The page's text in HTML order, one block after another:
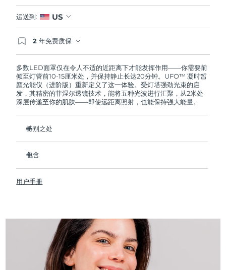
运送到: US
2 年免费质保
多数LED面罩仅在令人不适的近距离下才能发挥作用——你需要前
倾至灯管前10-15厘米处，并保持静止长达20分钟。UFO™ 凝时皙
颜光能仪（进阶版）重新定义了这一体验。受灯塔强劲光束的启
发，其精密的菲涅尔透镜技术，能将五种光波进行汇聚，从2米处
深层传递至你的肌肤——即使远距离照射，也能保持强大能量。
特别之处
度、淡化痘痘、焕发光彩、匀净肤色、细腻肤质及增强皮肤弹
注。
123颗专业级高功率LED灯珠，光能量密度高达200
mW/cm²，光纯度高达 99.9%。
内置昼夜节律调节功能：晨起唤醒模式模拟柔和渐亮的日出光
线为清晨注入活力，夜间助眠模式引导你自然进入放松状态。
包含
USB 充电线
用户手册